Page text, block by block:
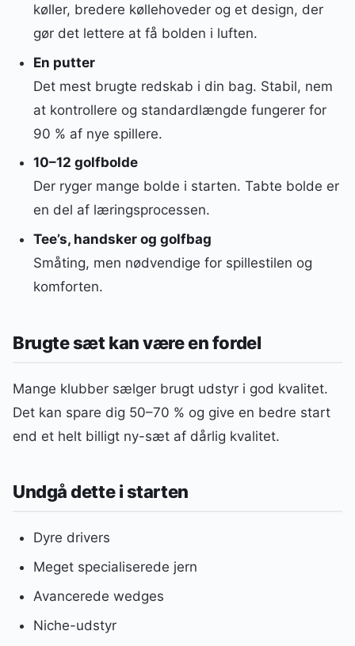
køller, bredere køllehoveder og et design, der
gør det lettere at få bolden i luften.
En putter
Det mest brugte redskab i din bag. Stabil, nem
at kontrollere og standardlængde fungerer for
90 % af nye spillere.
10–12 golfbolde
Der ryger mange bolde i starten. Tabte bolde er
en del af læringsprocessen.
Tee’s, handsker og golfbag
Småting, men nødvendige for spillestilen og
komforten.
Brugte sæt kan være en fordel
Mange klubber sælger brugt udstyr i god kvalitet.
Det kan spare dig 50–70 % og give en bedre start
end et helt billigt ny-sæt af dårlig kvalitet.
Undgå dette i starten
Dyre drivers
Meget specialiserede jern
Avancerede wedges
Niche-udstyr